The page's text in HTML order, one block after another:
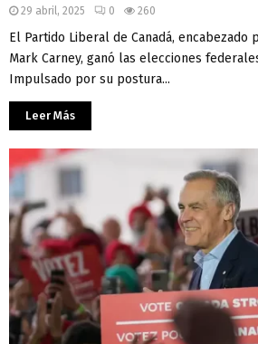
29 abril, 2025 0 260
El Partido Liberal de Canadá,
Mark Carney, ganó las elecciones
Impulsado por su postura...
Leer Más